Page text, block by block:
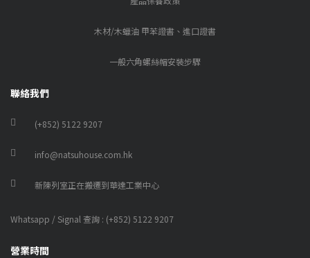
木材/木蠟油 甲苯證書、進口證書
一般六角螺絲帽安裝步驟
聯絡我們
(+852) 5122 9207
info@natsuhouse.com.hk
新陳列室正在搬遷到華達工業中心
Whatsapp / Signal 查詢 : (+852) 5122 9207
營業時間